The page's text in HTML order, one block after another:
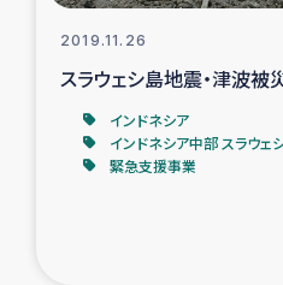
2019.11.26
スラウェシ島地震・津波被
インドネシア
インドネシア中部 スラウェ
緊急支援事業